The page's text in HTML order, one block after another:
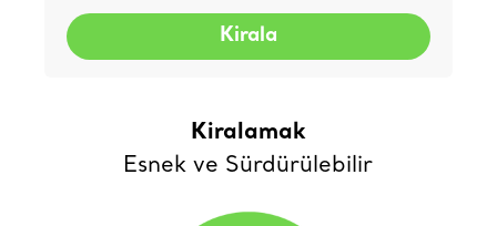
Kirala
Kiralamak
Esnek ve Sürdürülebilir